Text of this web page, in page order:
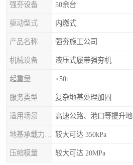
强夯设备 50余台
驱动型式 内燃式
产品名称 强夯施工公司
机械设备 液压式履带强夯机
起重量 ≥50t
服务类型 复杂地基处理加固
适用场景 高速公路、港口等提升
较大可达 350kPa
压缩模量 较大可达 20MPa